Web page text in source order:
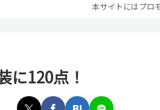
本サイトにはプロ
に120点！